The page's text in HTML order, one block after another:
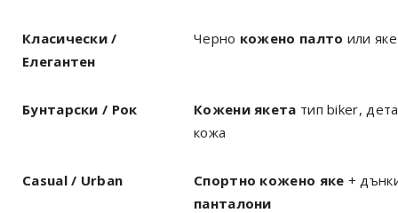
Класически /
Елегантен
Черно кожено палто или
Бунтарски / Рок Кожени якета тип biker,
кожа
Casual / Urban Спортно кожено яке +
панталони